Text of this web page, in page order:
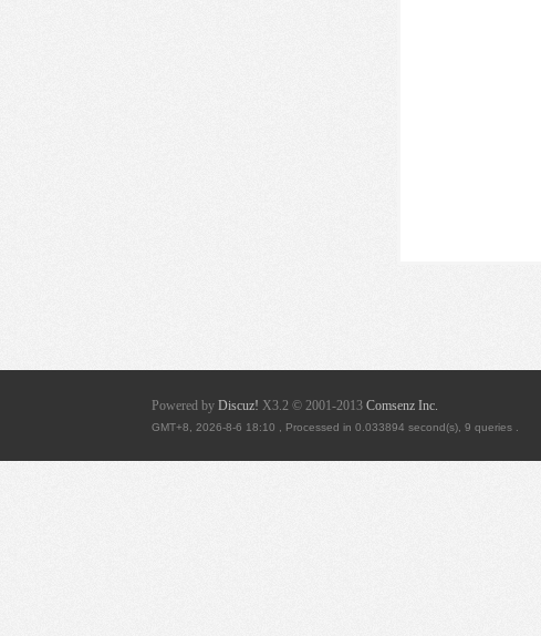
Powered by Discuz! X3.2 © 2001-2013 Comsenz Inc.
GMT+8, 2026-8-6 18:10 , Processed in 0.033894 second(s), 9 queries .